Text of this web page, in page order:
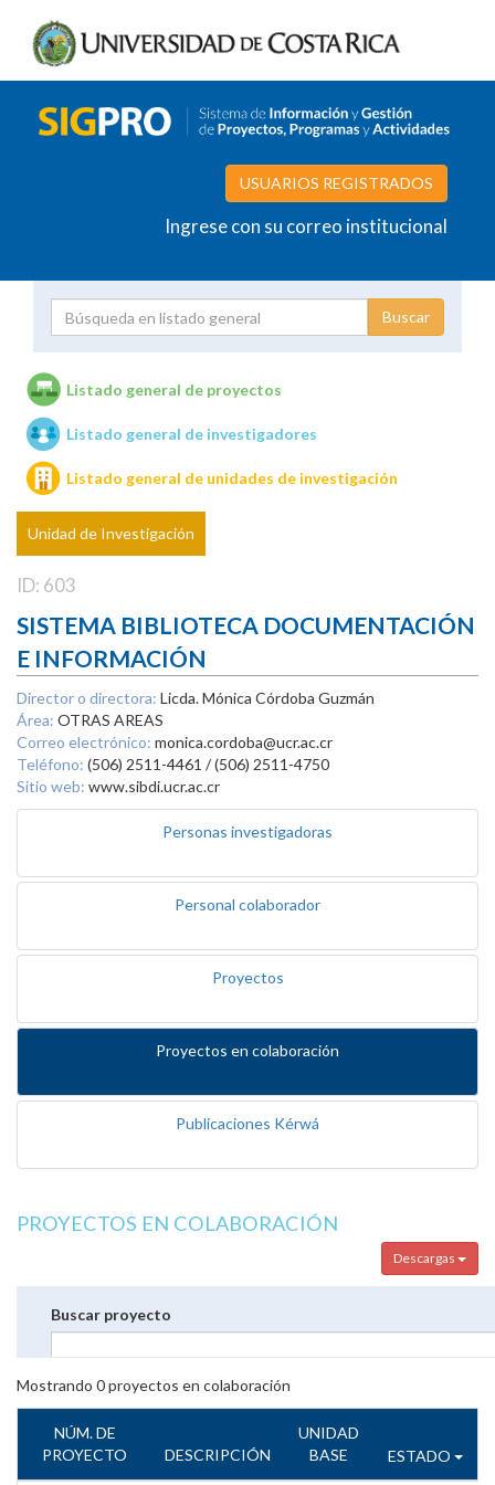
USUARIOS REGISTRADOS
Ingrese con su correo institucional
Unidades de investigación
Listado general de proyectos
Listado general de investigadores
Listado general de unidades de investigación
Unidad de Investigación
ID: 603
SISTEMA BIBLIOTECA DOCUMENTACIÓN
E INFORMACIÓN
Director o directora: Licda. Mónica Córdoba Guzmán
Área: OTRAS AREAS
Correo electrónico: monica.cordoba@ucr.ac.cr
Teléfono: (506) 2511-4461 / (506) 2511-4750
Sitio web: www.sibdi.ucr.ac.cr
Personas investigadoras
Personal colaborador
Proyectos
Proyectos en colaboración
Publicaciones Kérwá
PROYECTOS EN COLABORACIÓN
Descargas
Buscar proyecto
Mostrando 0proyectos en colaboración
NÚM. DE
PROYECTO
DESCRIPCIÓN
UNIDAD
BASE
ESTADO